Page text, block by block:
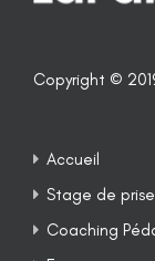
Copyright ©
Accueil
Stage de
Coaching